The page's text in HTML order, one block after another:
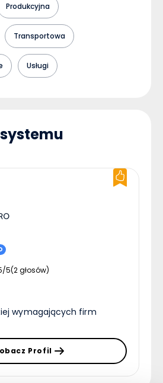
Produkcyjna
Transportowa
Usługi
5(2 głosów)
wymagających firm
Profil